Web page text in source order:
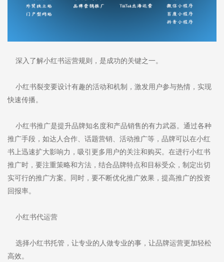
深入了解小红书运营规则，是成功的关键之一。
小红书裂变要设计有趣的活动和机制，激发用户参与热情，实现
快速传播。
小红书推广是提升品牌知名度和产品销售的有力武器。通过各种
推广手段，如达人合作、话题营销、活动推广等，品牌可以在小红
书上迅速扩大影响力，吸引更多用户的关注和购买。在进行小红书
推广时，要注重策略和方法，结合品牌特点和目标受众，制定出切
实可行的推广方案。同时，要不断优化推广效果，提高推广的投资
回报率。
小红书代运营
选择小红书托管，让专业的人做专业的事，让品牌运营更加轻松
高效。